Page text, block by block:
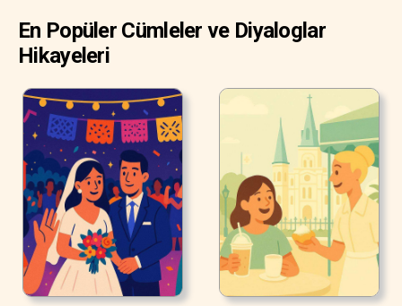
En Popüler Cümleler ve Diyaloglar
Hikayeleri